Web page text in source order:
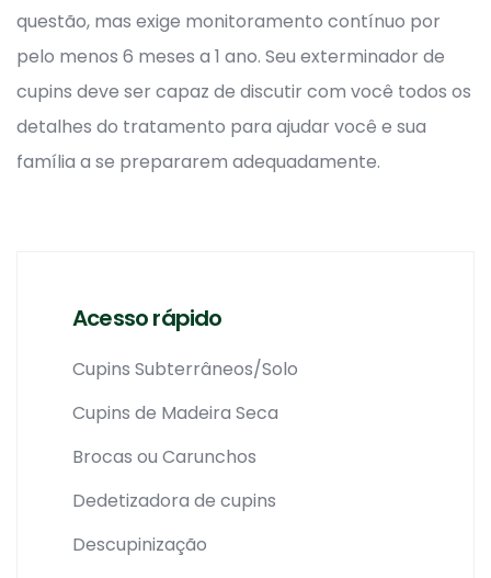
questão, mas exige monitoramento contínuo por
pelo menos 6 meses a 1 ano. Seu exterminador de
cupins deve ser capaz de discutir com você todos os
detalhes do tratamento para ajudar você e sua
família a se prepararem adequadamente.
Acesso rápido
Cupins Subterrâneos/Solo
Cupins de Madeira Seca
Brocas ou Carunchos
Dedetizadora de cupins
Descupinização